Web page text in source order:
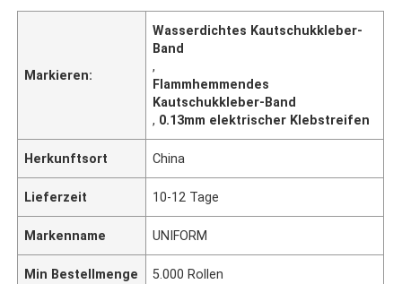
Markieren:
Wasserdichtes Kautschukkleber-
Band
,
Flammhemmendes
Kautschukkleber-Band
, 0.13mm elektrischer Klebstreifen
Herkunftsort China
Lieferzeit 10-12 Tage
Markenname UNIFORM
Min Bestellmenge 5.000 Rollen